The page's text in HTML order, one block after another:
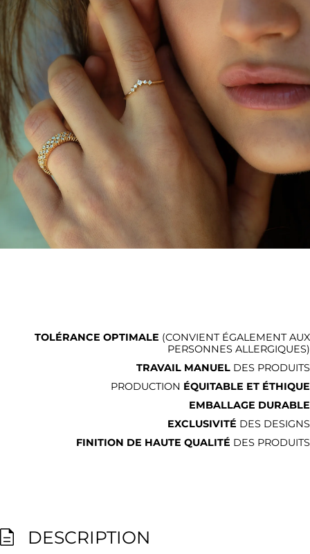
TOLÉRANCE OPTIMALE (CONVIENT ÉGALEMENT AUX
PERSONNES ALLERGIQUES)
TRAVAIL MANUEL DES PRODUITS
PRODUCTION ÉQUITABLE ET ÉTHIQUE
EMBALLAGE DURABLE
EXCLUSIVITÉ DES DESIGNS
FINITION DE HAUTE QUALITÉ DES PRODUITS
DESCRIPTION